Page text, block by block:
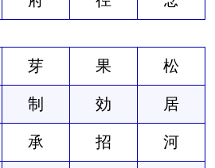
芽 果 松
制 効 居
承 招 河